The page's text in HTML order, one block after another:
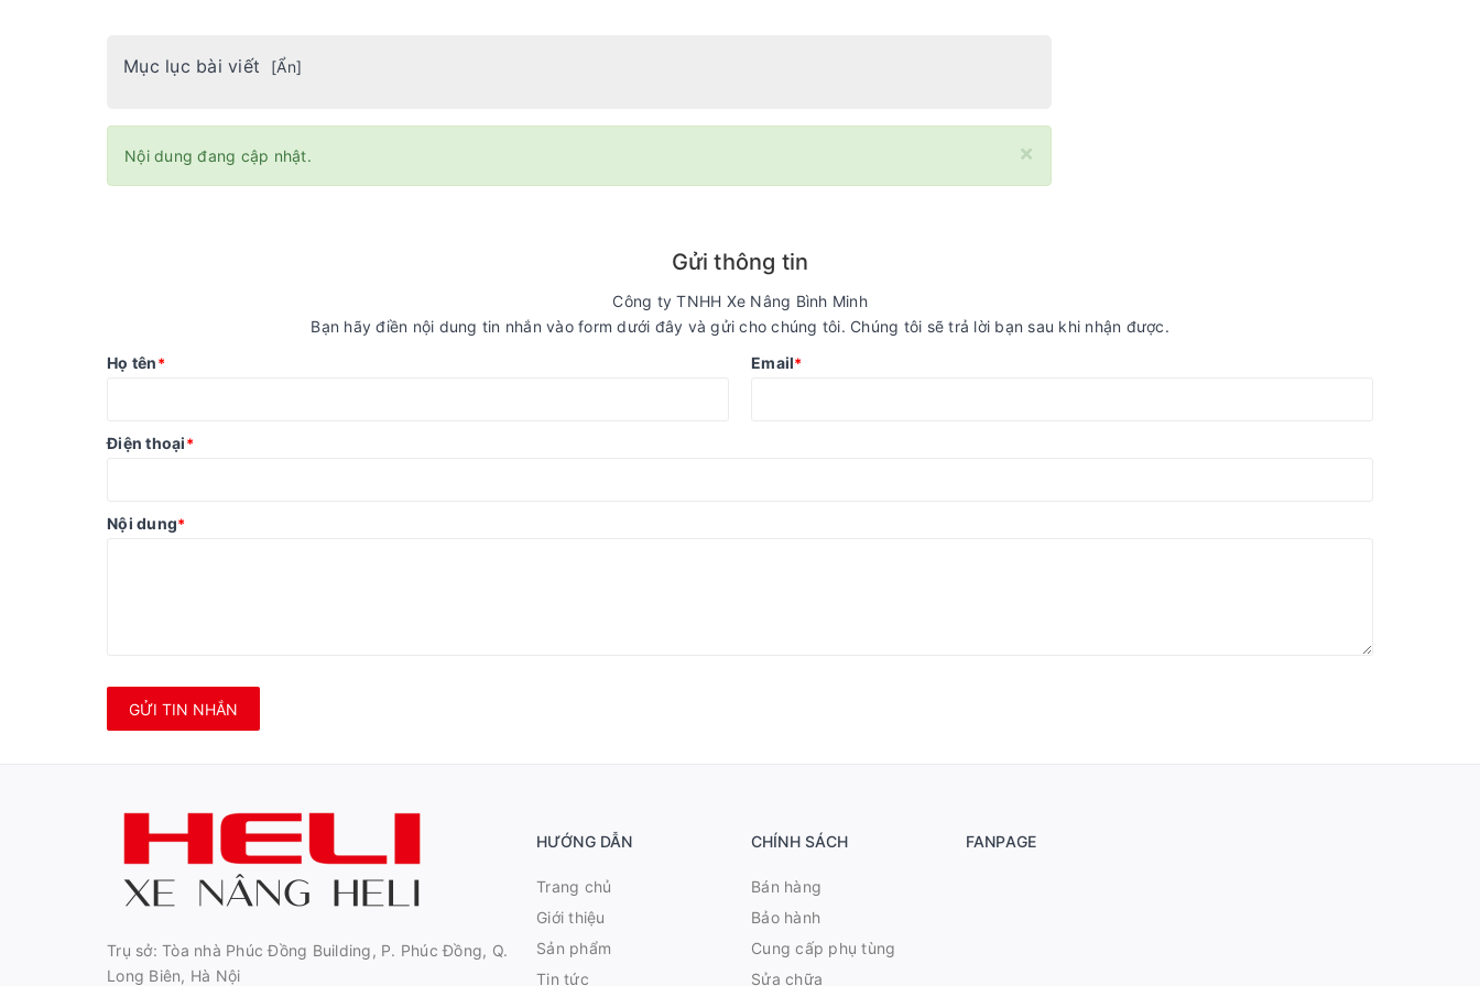
Mục lục bài viết [Ẩn]
×
Nội dung đang cập nhật.
Gửi thông tin
Công ty TNHH Xe Nâng Bình Minh
Bạn hãy điền nội dung tin nhắn vào form dưới đây và gửi cho chúng tôi. Chúng tôi sẽ trả lời bạn sau khi nhận được.
Họ tên* Email*
Điện thoại*
Nội dung*
GỬI TIN NHẮN
Trụ sở: Tòa nhà Phúc Đồng Building, P. Phúc Đồng, Q.
Long Biên, Hà Nội
HƯỚNG DẪN
Trang chủ
Giới thiệu
Sản phẩm
Tin tức
CHÍNH SÁCH
Bán hàng
Bảo hành
Cung cấp phụ tùng
Sửa chữa
FANPAGE